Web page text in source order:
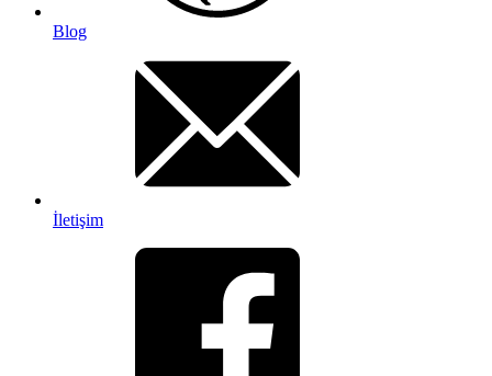
Blog
İletişim